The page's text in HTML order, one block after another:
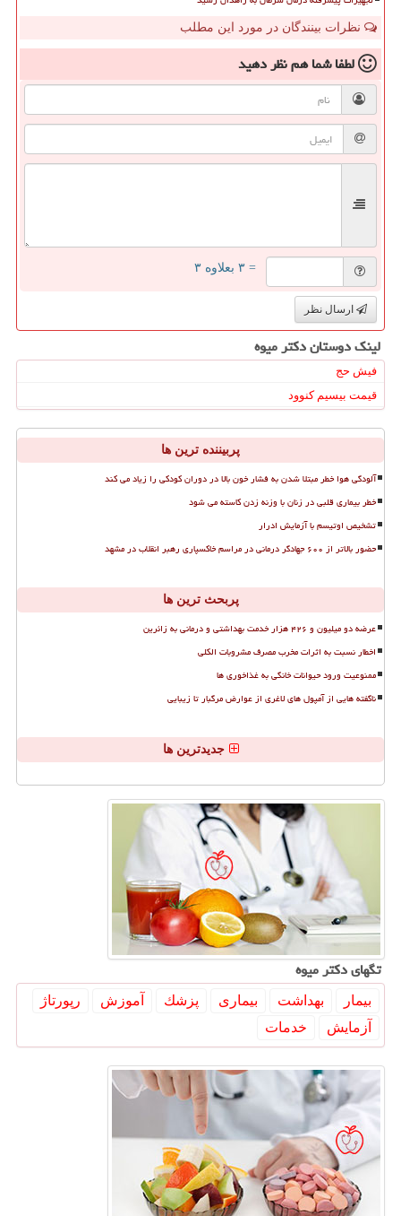
نظرات بینندگان در مورد این مطلب
لطفا شما همنظر دهید
= ۳ بعلاوه ۳
ارسال نظر
لینک دوستان دكتر میوه
فیش حج
قیمت بیسیم کنوود
پربیننده ترین ها
آلودگی هوا خطر مبتلا شدن به فشار خون بالا در دوران کودکی را زیاد می کند
خطر بیماری قلبی در زنان با وزنه زدن کاسته می شود
تشخیص اوتیسم با آزمایش ادرار
حضور بالاتر از ۶۰۰ جهادگر درمانی در مراسم خاکسپاری رهبر انقلاب در مشهد
پربحث ترین ها
عرضه دو میلیون و ۴۲۶ هزار خدمت بهداشتی و درمانی به زائرین
اخطار نسبت به اثرات مخرب مصرف مشروبات الکلی
ممنوعیت ورود حیوانات خانگی به غذاخوری ها
ناگفته هایی از آمپول های لاغری از عوارض مرگبار تا زیبایی
جدیدترین ها
تگهای دكتر میوه
بیمار بهداشت بیماری پزشك آموزش
رپورتاژ
آزمایش
خدمات